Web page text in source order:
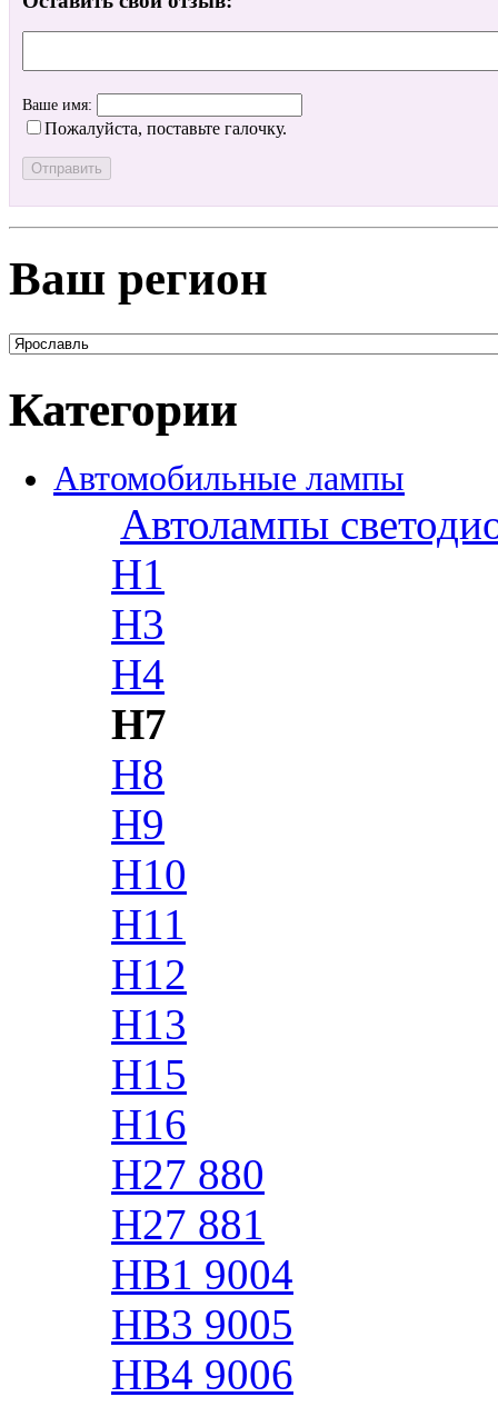
Ваше имя:
Пожалуйста, поставьте галочку.
Ваш регион
Категории
Автомобильные лампы
Автолампы
H1
H3
H4
H7
H8
H9
H10
H11
H12
H13
H15
H16
H27 880
H27 881
HB1 9004
HB3 9005
HB4 9006